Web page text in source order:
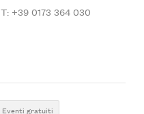
T: +39 0173 364 030
Eventi gratuiti